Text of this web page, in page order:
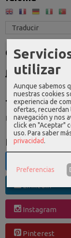
Costes de
GRATIS *
Tu Carrito (0)
El carrito de la
Redes Sociales
Linkedin
Instagram
Pinterest
utilizar
Aunque sabemos
nuestras cookies
experiencia de
ofertas,
navegación y nos
click en "Aceptar"
uso. Para saber
privacidad.
Preferencias